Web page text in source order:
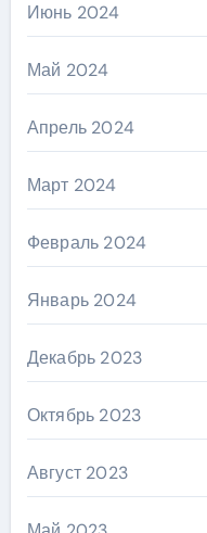
Июнь 2024
Май 2024
Апрель 2024
Март 2024
Февраль 2024
Январь 2024
Декабрь 2023
Октябрь 2023
Август 2023